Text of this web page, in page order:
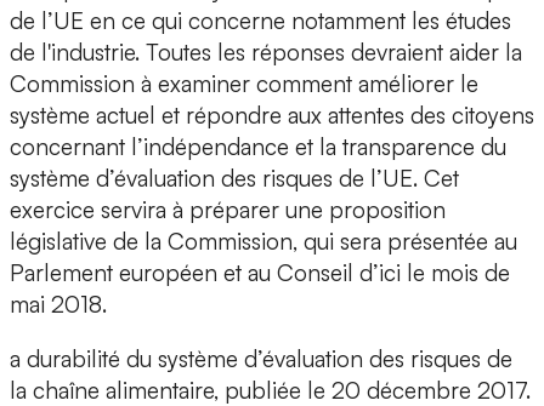
de l’UE en ce qui concerne notamment les études
de l'industrie. Toutes les réponses devraient aider la
Commission à examiner comment améliorer le
système actuel et répondre aux attentes des citoyens
concernant l’indépendance et la transparence du
système d’évaluation des risques de l’UE. Cet
exercice servira à préparer une proposition
législative de la Commission, qui sera présentée au
Parlement européen et au Conseil d’ici le mois de
mai 2018.
a durabilité du système d’évaluation des risques de
la chaîne alimentaire, publiée le 20 décembre 2017.